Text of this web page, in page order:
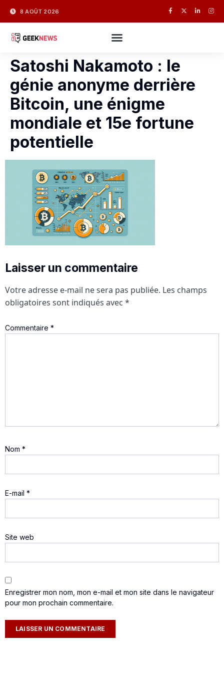
8 AOÛT 2026
Satoshi Nakamoto : le
génie anonyme derrière
Bitcoin, une énigme
mondiale et 15e fortune
potentielle
Laisser un commentaire
Votre adresse e-mail ne sera pas publiée. Les champs
obligatoires sont indiqués avec *
Commentaire *
Nom *
E-mail *
Site web
Enregistrer mon nom, mon e-mail et mon site dans le navigateur
pour mon prochain commentaire.